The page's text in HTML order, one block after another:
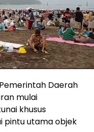
Daerah
mulai
khusus
pintu utama objek